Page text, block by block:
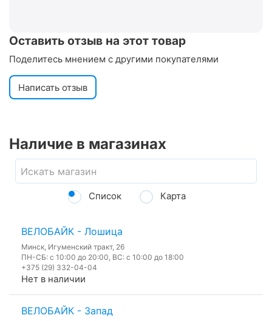
Оставить отзыв на этот товар
Поделитесь мнением с другими покупателями
Написать отзыв
Наличие в магазинах
Список Карта
ВЕЛОБАЙК - Лошица
Минск, Игуменский тракт, 26
ПН-СБ: с 10:00 до 20:00, ВС: с 10:00 до 18:00
+375 (29) 332-04-04
Нет в наличии
ВЕЛОБАЙК - Запад